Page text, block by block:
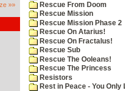
»»
Rescue From Doom
Rescue Mission
Rescue Mission Phase 2
Rescue On Atarius!
Rescue On Fractalus!
Rescue Sub
Rescue The Ooleans!
Rescue The Princess
Resistors
Rest in Peace - You Only